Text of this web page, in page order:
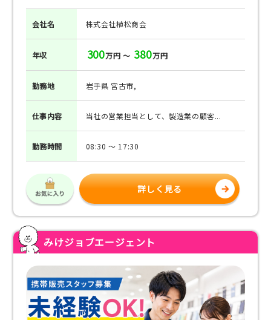
会社名 株式会社植松商会
年収 300万円 ～ 380万円
勤務地 岩手県 宮古市,
仕事内容 当社の営業担当として、製造業の顧客...
勤務時間 08:30 ～ 17:30
詳しく見る
みけジョブエージェント